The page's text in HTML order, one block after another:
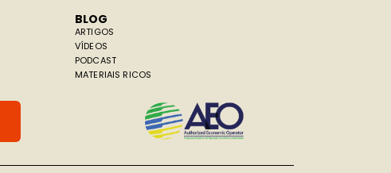
BLOG
ARTIGOS
VÍDEOS
PODCAST
MATERIAIS RICOS